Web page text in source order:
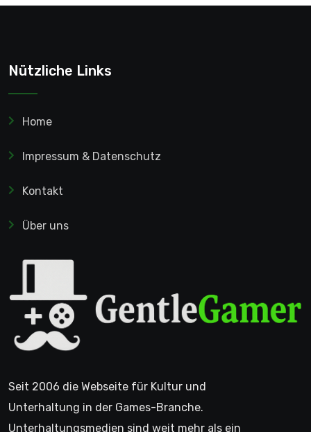
Nützliche Links
Home
Impressum & Datenschutz
Kontakt
Über uns
Seit 2006 die Webseite für Kultur und
Unterhaltung in der Games-Branche.
Unterhaltungsmedien sind weit mehr als ein